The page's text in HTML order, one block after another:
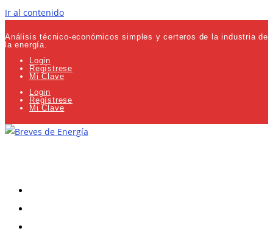
Ir al contenido
Análisis técnico-económicos simples y certeros de la industria de
la energía.
Login
Regístrese
Mi Clave
Login
Regístrese
Mi Clave